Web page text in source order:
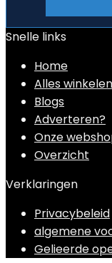
Snelle links
Home
Alles winkelen
Blogs
Adverteren?
Onze
Overzicht
Verklaringen
Privacybeleid
algemene
Gelieerde